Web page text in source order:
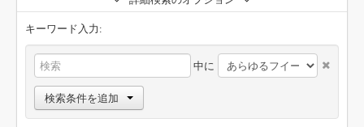
キーワード入力:
中に
検索条件を追加